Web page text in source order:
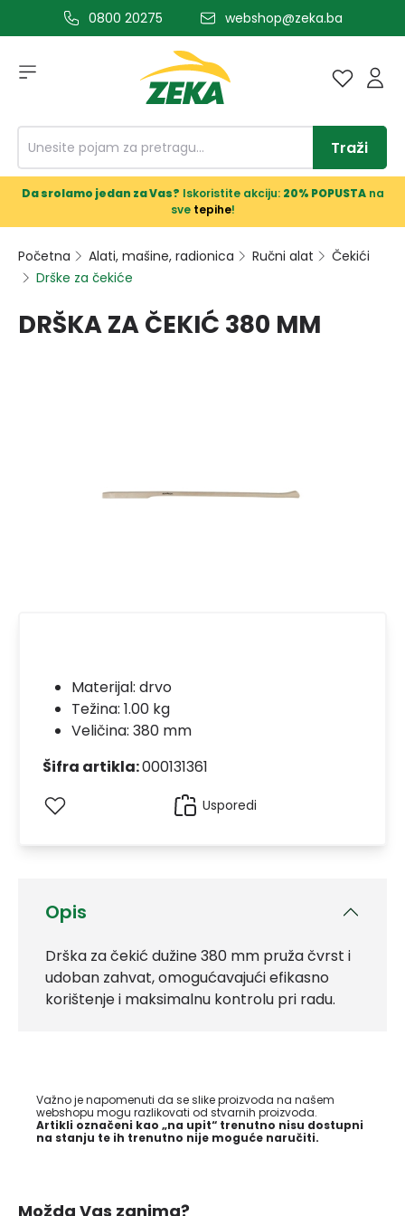
glavni sadržaj0800 20275 webshop@zeka.ba
Traži
Da srolamo jedan za Vas? Iskoristite akciju: 20% POPUSTAna
sve tepihe!
Početna Alati, mašine, radionica Ručni alat
Čekići
Drške za čekiće
DRŠKA ZA ČEKIĆ 380 MM
Opis
Drška za čekić dužine 380 mm pruža čvrst i
udoban zahvat, omogućavajući efikasno
korištenje i maksimalnu kontrolu pri radu.
Važno je napomenuti da se slike proizvoda na našem
webshopu mogu razlikovati od stvarnih proizvoda.
Artikli označeni kao „na upit“ trenutno nisu dostupni
na stanju te ih trenutno nije moguće naručiti.
Materijal: drvo
Težina: 1.00 kg
Veličina: 380 mm
Šifra artikla:000131361
Usporedi
Možda Vas zanima?